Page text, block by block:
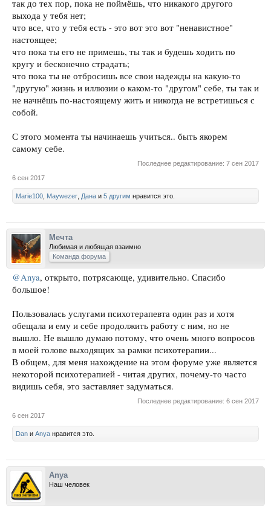
так до тех пор, пока не поймёшь, что никакого другого
выхода у тебя нет;
что все, что у тебя есть - это вот это вот "ненавистное"
настоящее;
что пока ты его не примешь, ты так и будешь ходить по
кругу и бесконечно страдать;
что пока ты не отбросишь все свои надежды на какую-то
"другую" жизнь и иллюзии о каком-то "другом" себе, ты так и
не начнёшь по-настоящему жить и никогда не встретишься с
собой.
С этого момента ты начинаешь учиться.. быть якорем
самому себе.
Последнее редактирование: 7 сен 2017
6 сен 2017
Marie100 Maywezer Дана и 5 другим нравится это.
Мечта
Любимая и любящая взаимно
Команда форума
@Anya, открыто, потрясающе, удивительно. Спасибо
большое!
Пользовалась услугами психотерапевта один раз и хотя
обещала и ему и себе продолжить работу с ним, но не
вышло. Не вышло думаю потому, что очень много вопросов
в моей голове выходящих за рамки психотерапии...
В общем, для меня нахождение на этом форуме уже является
некоторой психотерапией - читая других, почему-то часто
видишь себя, это заставляет задуматься.
Последнее редактирование: 6 сен 2017
6 сен 2017
Dan и Anya нравится это.
Anya
Наш человек